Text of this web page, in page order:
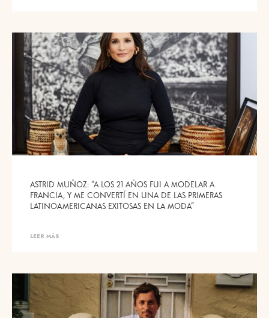
ASTRID MUÑOZ: “A LOS 21 AÑOS FUI A MODELAR A
FRANCIA, Y ME CONVERTÍ EN UNA DE LAS PRIMERAS
LATINOAMERICANAS EXITOSAS EN LA MODA”
LEER MÁS